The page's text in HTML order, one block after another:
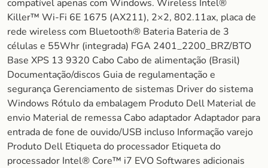
compatível apenas com Windows. Wireless Intel®
Killer™ Wi-Fi 6E 1675 (AX211), 2×2, 802.11ax, placa de
rede wireless com Bluetooth® Bateria Bateria de 3
células e 55Whr (integrada) FGA 2401_2200_BRZ/BTO
Base XPS 13 9320 Cabo Cabo de alimentação (Brasil)
Documentação/discos Guia de regulamentação e
segurança Gerenciamento de sistemas Driver do sistema
Windows Rótulo da embalagem Produto Dell Material de
envio Material de remessa Cabo adaptador Adaptador para
entrada de fone de ouvido/USB incluso Informação varejo
Produto Dell Etiqueta do processador Etiqueta do
processador Intel® Core™ i7 EVO Softwares adicionais